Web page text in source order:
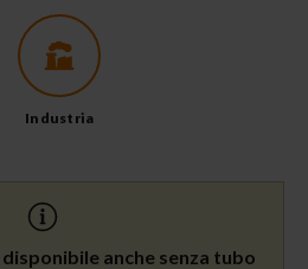
Industria
anche senza tubo